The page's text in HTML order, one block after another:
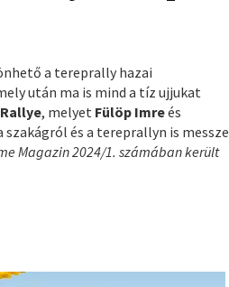
a tereprally hazai
után ma is mind a tíz ujjukat
Rallye, melyet Fülöp Imreés
és a tereprallyn is messze
Magazin 2024/1. számában került